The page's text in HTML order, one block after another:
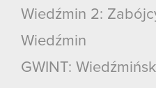
Wiedźmin 2:
Wiedźmin
GWINT: